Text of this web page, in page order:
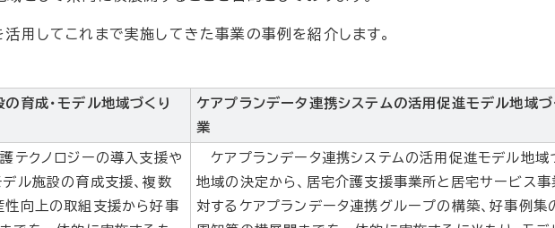
用してこれまで実施してきた事業の事例を紹介します。
育成・モデル地域づくり
ケアプランデータ連携システムの活用促進モデル地域づ
業
テクノロジーの導入支援や
ル施設の育成支援、複数
向上の取組支援から好事
ケアプランデータ連携システムの活用促進モデル地域
地域の決定から、居宅介護支援事業所と居宅サービス事
対するケアプランデータ連携グループの構築、好事例集